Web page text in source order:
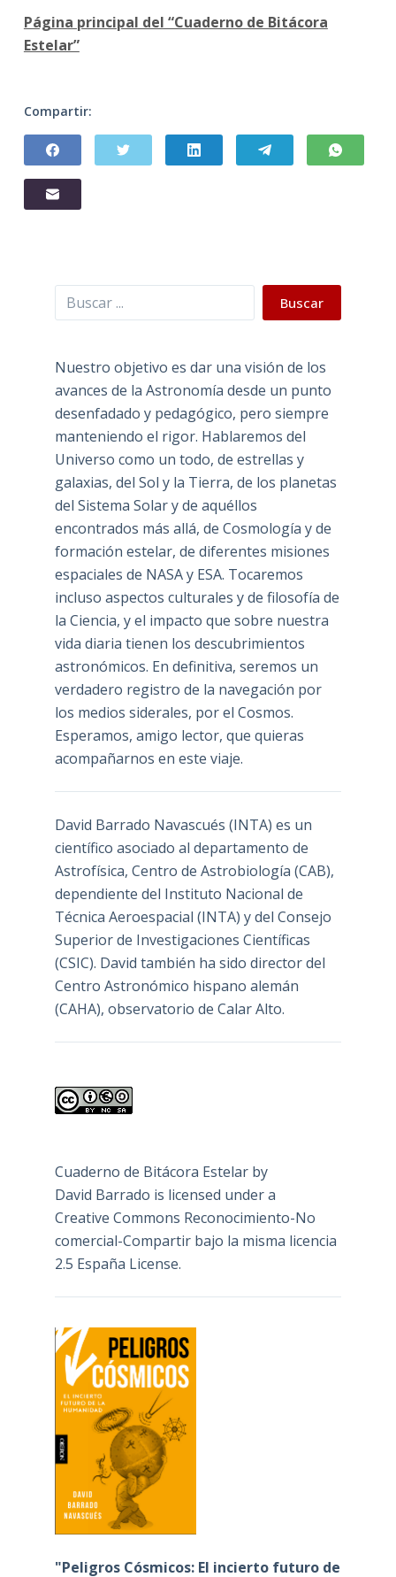
Página principal del “Cuaderno de Bitácora
Estelar”
Compartir:
Buscar Buscar
Nuestro objetivo es dar una visión de los
avances de la Astronomía desde un punto
desenfadado y pedagógico, pero siempre
manteniendo el rigor. Hablaremos del
Universo como un todo, de estrellas y
galaxias, del Sol y la Tierra, de los planetas
del Sistema Solar y de aquéllos
encontrados más allá, de Cosmología y de
formación estelar, de diferentes misiones
espaciales de NASA y ESA. Tocaremos
incluso aspectos culturales y de filosofía de
la Ciencia, y el impacto que sobre nuestra
vida diaria tienen los descubrimientos
astronómicos. En definitiva, seremos un
verdadero registro de la navegación por
los medios siderales, por el Cosmos.
Esperamos, amigo lector, que quieras
acompañarnos en este viaje.
David Barrado Navascués (INTA) es un
científico asociado al departamento de
Astrofísica, Centro de Astrobiología (CAB),
dependiente del Instituto Nacional de
Técnica Aeroespacial (INTA) y del Consejo
Superior de Investigaciones Científicas
(CSIC). David también ha sido director del
Centro Astronómico hispano alemán
(CAHA), observatorio de Calar Alto.
Cuaderno de Bitácora Estelarby
David Barrado is licensed under a
Creative Commons Reconocimiento-No
comercial-Compartir bajo la misma licencia
2.5 España License.
"Peligros Cósmicos: El incierto futuro de